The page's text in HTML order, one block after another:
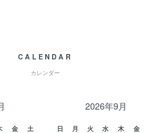
CALENDAR
カレンダー
金
土
2026年9月
日 月 火 水 木 金